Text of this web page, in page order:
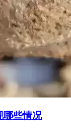
哪些情况